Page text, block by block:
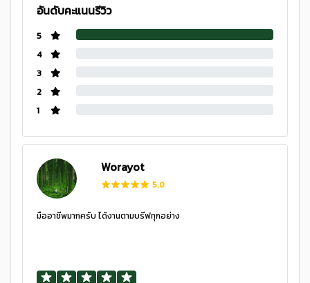
อันดับคะแนนรีวิว
5
4
3
2
1
Worayot
5.0
มืออาชีพมากครับ ได้งานตามบรีฟทุกอย่าง